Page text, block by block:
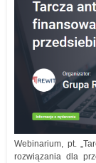
Webinarium, pt.
rozwiązania dla